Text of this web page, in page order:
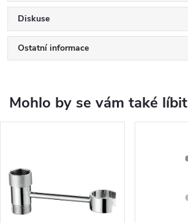
Diskuse
Ostatní informace
Mohlo by se vám také líbit